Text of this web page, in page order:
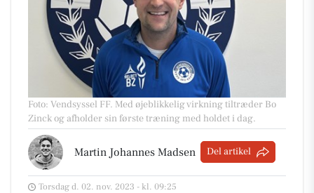
Foto: Vendsyssel FF. Med øjeblikkelig virkning tiltræder Bo
Zinck og afholder sin første træning med holdet i dag.
Martin Johannes Madsen Del artikel
Torsdag d. 02. nov. 2023 - kl. 09:25